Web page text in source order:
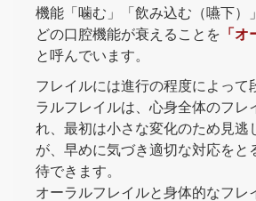
機能「噛む」「飲み込む（嚥下）
どの口腔機能が衰えることを 「
と呼んでいます。
フレイルには進行の程度によって
ラルフレイルは、心身全体のフレ
れ、最初は小さな変化のため見逃
が、早めに気づき適切な対応をと
待できます。
オーラルフレイルと身体的なフレ